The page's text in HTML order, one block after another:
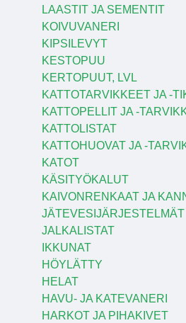
LAASTIT JA SEMENTIT
KOIVUVANERI
KIPSILEVYT
KESTOPUU
KERTOPUUT, LVL
KATTOTARVIKKEET JA -
KATTOPELLIT JA -
KATTOLISTAT
KATTOHUOVAT JA -
KATOT
KÄSITYÖKALUT
KAIVONRENKAAT JA
JÄTEVESIJÄRJESTELMÄT
JALKALISTAT
IKKUNAT
HÖYLÄTTY
HELAT
HAVU- JA KATEVANERI
HARKOT JA PIHAKIVET